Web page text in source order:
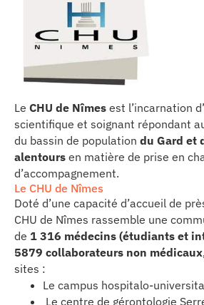
articles
santé
au CHU
Le CHU de Nîmes est l’incarnation
scientifique et soignant répondant
du bassin de population du Gard et
alentours en matière de prise en
d’accompagnement.
Le CHU de Nîmes
Doté d’une capacité d’accueil de
CHU de Nîmes rassemble une
de 1 316 médecins (étudiants et
5879 collaborateurs non médicaux
sites :
Le campus hospitalo-
Le centre de gérontologie